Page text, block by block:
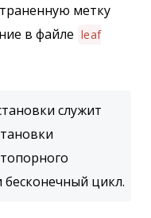
метку
в файле leaf
служит
цикл.